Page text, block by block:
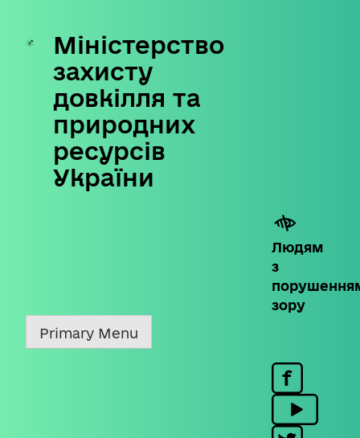
Skip
content
Міністерство
захисту
довкілля та
природних
ресурсів
України
Людям
з
зору
Primary Menu